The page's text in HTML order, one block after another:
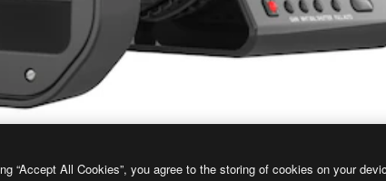
“Accept All Cookies”, you agree to the storing of cookies on your